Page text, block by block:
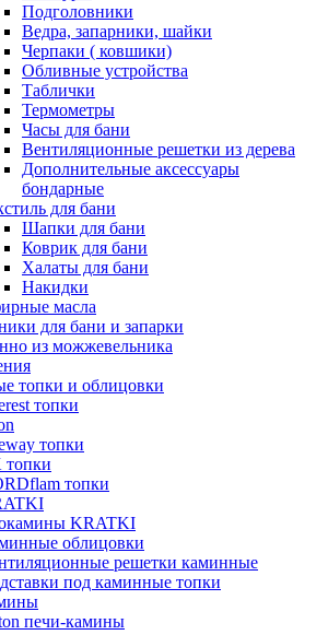
Подголовники
Ведра, запарники, шайки
Черпаки ( ковшики)
Обливные устройства
Таблички
Термометры
Часы для бани
Вентиляционные решетки из дерева
Дополнительные аксессуары
бондарные
для бани
Шапки для бани
Коврик для бани
Халаты для бани
Накидки
масла
для бани и запарки
из можжевельника
топки и облицовки
топки
топки
топки
топки
KRATKI
облицовки
решетки каминные
под каминные топки
печи-камины